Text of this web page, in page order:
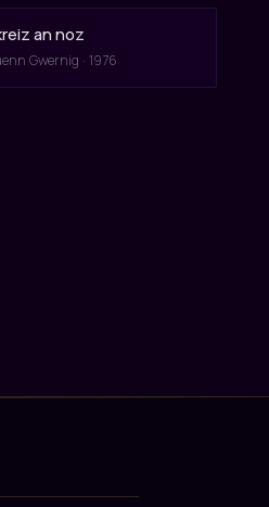
an noz
Gwernig · 1976